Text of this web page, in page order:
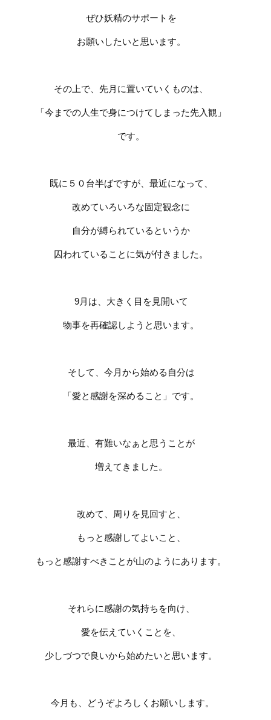
ぜひ妖精のサポートを
お願いしたいと思います。
その上で、先月に置いていくものは、
「今までの人生で身につけてしまった先入観」
です。
既に５０台半ばですが、最近になって、
改めていろいろな固定観念に
自分が縛られているというか
囚われていることに気が付きました。
9月は、大きく目を見開いて
物事を再確認しようと思います。
そして、今月から始める自分は
「愛と感謝を深めること」です。
最近、有難いなぁと思うことが
増えてきました。
改めて、周りを見回すと、
もっと感謝してよいこと、
もっと感謝すべきことが山のようにあります。
それらに感謝の気持ちを向け、
愛を伝えていくことを、
少しづつで良いから始めたいと思います。
今月も、どうぞよろしくお願いします。